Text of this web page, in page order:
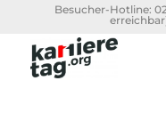
Besucher-Hotline: